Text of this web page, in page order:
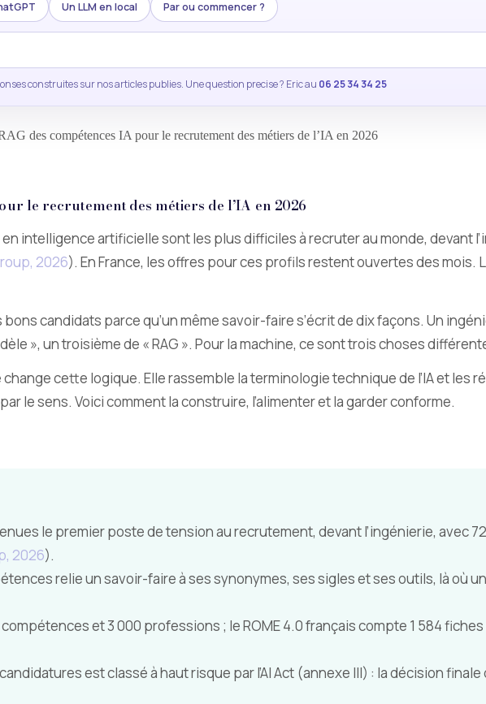
Un LLM en local Par ou commencer ?
construites sur nos articles publies. Une question precise ? Eric au 06 25 34 34 25
des compétences IA pour le recrutement des métiers de l’IA en 2026
le recrutement des métiers de l’IA en 2026
intelligence artificielle sont les plus difficiles à recruter au monde, devant
2026). En France, les offres pour ces profils restent ouvertes des mois.
candidats parce qu’un même savoir-faire s’écrit de dix façons. Un
», un troisième de « RAG ». Pour la machine, ce sont trois choses
cette logique. Elle rassemble la terminologie technique de l’IA et les
le sens. Voici comment la construire, l’alimenter et la garder conforme.
le premier poste de tension au recrutement, devant l’ingénierie, avec
2026).
relie un savoir-faire à ses synonymes, ses sigles et ses outils, là où
et 3 000 professions ; le ROME 4.0 français compte 1 584
est classé à haut risque par l’AI Act (annexe III) : la décision